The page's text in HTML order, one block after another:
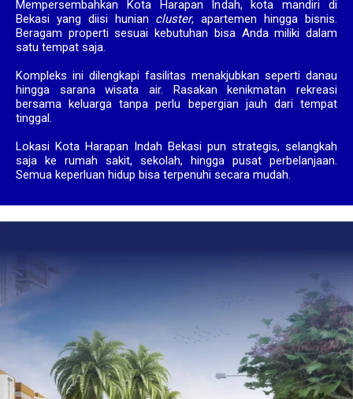
Mempersembahkan Kota Harapan Indah, kota mandiri di
Bekasi yang diisi hunian cluster, apartemen hingga bisnis.
Beragam properti sesuai kebutuhan bisa Anda miliki dalam
satu tempat saja.
Kompleks ini dilengkapi fasilitas menakjubkan seperti danau
hingga sarana wisata air. Rasakan kenikmatan rekreasi
bersama keluarga tanpa perlu bepergian jauh dari tempat
tinggal.
Lokasi Kota Harapan Indah Bekasi pun strategis, selangkah
saja ke rumah sakit, sekolah, hingga pusat perbelanjaan.
Semua keperluan hidup bisa terpenuhi secara mudah.